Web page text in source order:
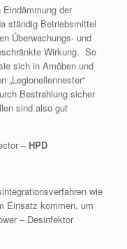
der
ständig Betriebsmittel
Überwachungs- und
Wirkung. So
sich in Amöben und
„Legionellennester“
Bestrahlung sicher
sind also gut
–HPD
wie
Einsatz kommen, um
– Desinfektor